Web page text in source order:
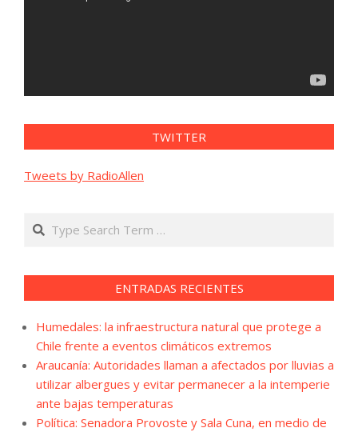
TWITTER
Tweets by RadioAllen
Search
ENTRADAS RECIENTES
Humedales: la infraestructura natural que protege a
Chile frente a eventos climáticos extremos
Araucanía: Autoridades llaman a afectados por lluvias a
utilizar albergues y evitar permanecer a la intemperie
ante bajas temperaturas
Política: Senadora Provoste y Sala Cuna, en medio de